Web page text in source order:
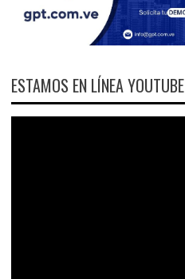
ESTAMOS EN LÍNEA YOUTUBE